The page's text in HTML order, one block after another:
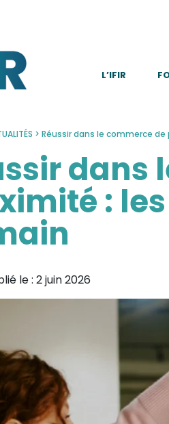
L’IFIR
> Réussir dans le commerce
dans
:
le : 2 juin 2026